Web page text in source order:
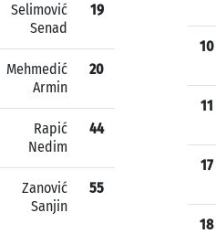
Selimović
Senad
19
Mehmedić
Armin
20
Rapić
Nedim
44
Zanović
Sanjin
55
10
11
17
18